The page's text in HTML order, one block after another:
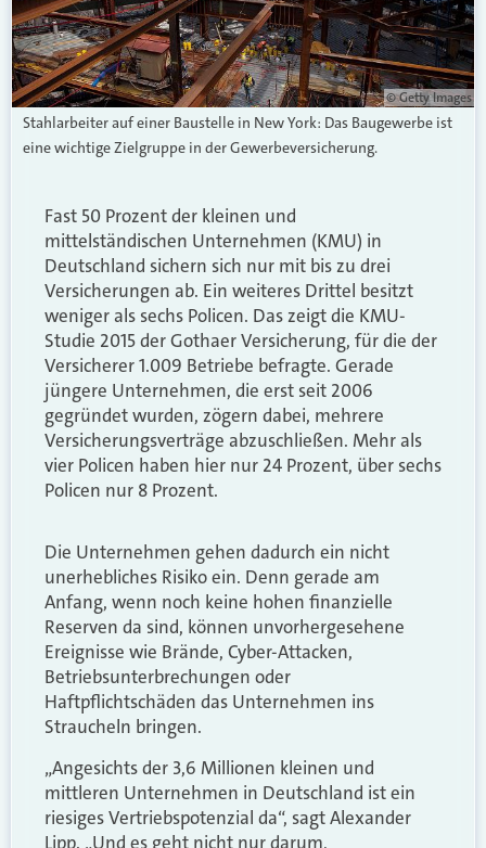
© Getty Images
Stahlarbeiter auf einer Baustelle in New York: Das Baugewerbe ist
eine wichtige Zielgruppe in der Gewerbeversicherung.
Fast 50 Prozent der kleinen und
mittelständischen Unternehmen (KMU) in
Deutschland sichern sich nur mit bis zu drei
Versicherungen ab. Ein weiteres Drittel besitzt
weniger als sechs Policen. Das zeigt die KMU-
Studie 2015 der Gothaer Versicherung, für die der
Versicherer 1.009 Betriebe befragte. Gerade
jüngere Unternehmen, die erst seit 2006
gegründet wurden, zögern dabei, mehrere
Versicherungsverträge abzuschließen. Mehr als
vier Policen haben hier nur 24 Prozent, über sechs
Policen nur 8 Prozent.
Die Unternehmen gehen dadurch ein nicht
unerhebliches Risiko ein. Denn gerade am
Anfang, wenn noch keine hohen finanzielle
Reserven da sind, können unvorhergesehene
Ereignisse wie Brände, Cyber-Attacken,
Betriebsunterbrechungen oder
Haftpflichtschäden das Unternehmen ins
Straucheln bringen.
„Angesichts der 3,6 Millionen kleinen und
mittleren Unternehmen in Deutschland ist ein
riesiges Vertriebspotenzial da“, sagt Alexander
Lipp. „Und es geht nicht nur darum,